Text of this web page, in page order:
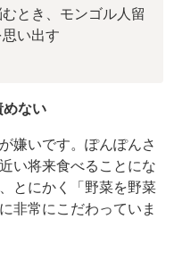
とき、モンゴル人留
い出す
ない
嫌いです。ぽんぽんさ
い将来食べることにな
とにかく「野菜を野菜
非常にこだわっていま